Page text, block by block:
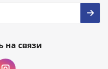
на связи